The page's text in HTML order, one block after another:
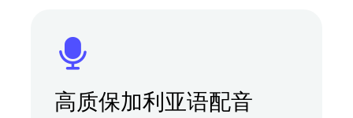
高质保加利亚语配音